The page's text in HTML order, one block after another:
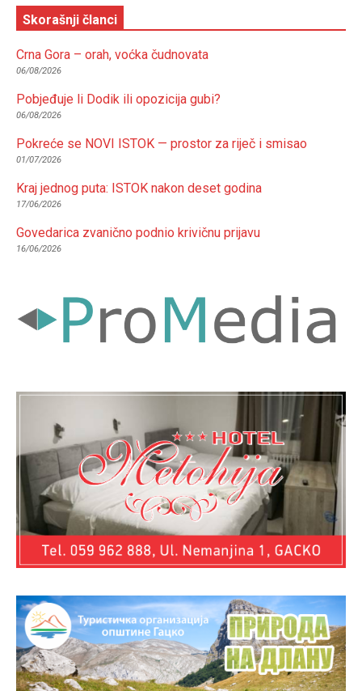
Skorašnji članci
Crna Gora – orah, voćka čudnovata
06/08/2026
Pobjeđuje li Dodik ili opozicija gubi?
06/08/2026
Pokreće se NOVI ISTOK — prostor za riječ i smisao
01/07/2026
Kraj jednog puta: ISTOK nakon deset godina
17/06/2026
Govedarica zvanično podnio krivičnu prijavu
16/06/2026